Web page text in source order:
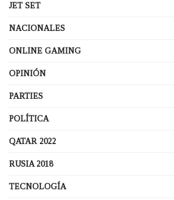
JET SET
NACIONALES
ONLINE GAMING
OPINIÓN
PARTIES
POLÍTICA
QATAR 2022
RUSIA 2018
TECNOLOGÍA